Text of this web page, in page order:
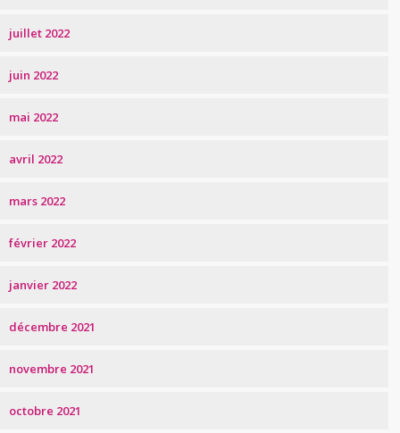
juillet 2022
juin 2022
mai 2022
avril 2022
mars 2022
février 2022
janvier 2022
décembre 2021
novembre 2021
octobre 2021